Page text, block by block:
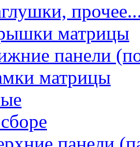
матрицы
панели
матрицы